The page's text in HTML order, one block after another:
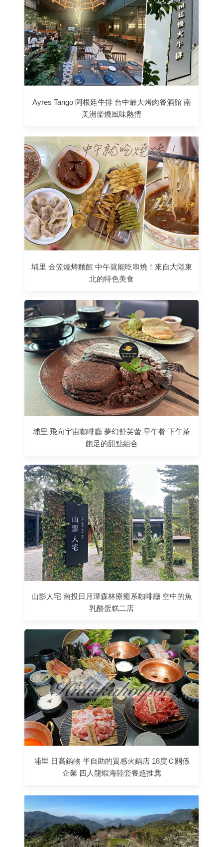
Ayres Tango 阿根廷牛排 台中最大烤肉餐酒館 南
美洲柴燒風味熱情
埔里 金笠燒烤麵館 中午就能吃串燒！來自大陸東
北的特色美食
埔里 飛向宇宙咖啡廳 夢幻舒芙蕾 早午餐 下午茶
飽足的甜點組合
山影人宅 南投日月潭森林療癒系咖啡廳 空中的魚
乳酪蛋糕二店
埔里 日高鍋物 半自助的質感火鍋店 18度Ｃ關係
企業 四人龍蝦海陸套餐超推薦